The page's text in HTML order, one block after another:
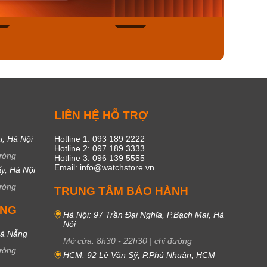
Hà Nội
Hà Nội
Nẵng
LIÊN HỆ HỖ TRỢ
Hotline 1: 093 189 2222
Hotline 2: 097 189 3333
Hotline 3: 096 139 5555
Email: info@watchstore.vn
TRUNG TÂM BẢO HÀNH
Hà Nội: 97 Trần Đại Nghĩa, P.Bạch Mai, Hà
Nội
Mở cửa: 8h30 - 22h30 | chỉ đường
HCM: 92 Lê Văn Sỹ, P.Phú Nhuận, HCM